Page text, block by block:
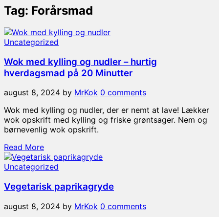
Tag: Forårsmad
Uncategorized
Wok med kylling og nudler – hurtig
hverdagsmad på 20 Minutter
august 8, 2024 by MrKok 0 comments
Wok med kylling og nudler, der er nemt at lave! Lækker
wok opskrift med kylling og friske grøntsager. Nem og
børnevenlig wok opskrift.
Read More
Uncategorized
Vegetarisk paprikagryde
august 8, 2024 by MrKok 0 comments